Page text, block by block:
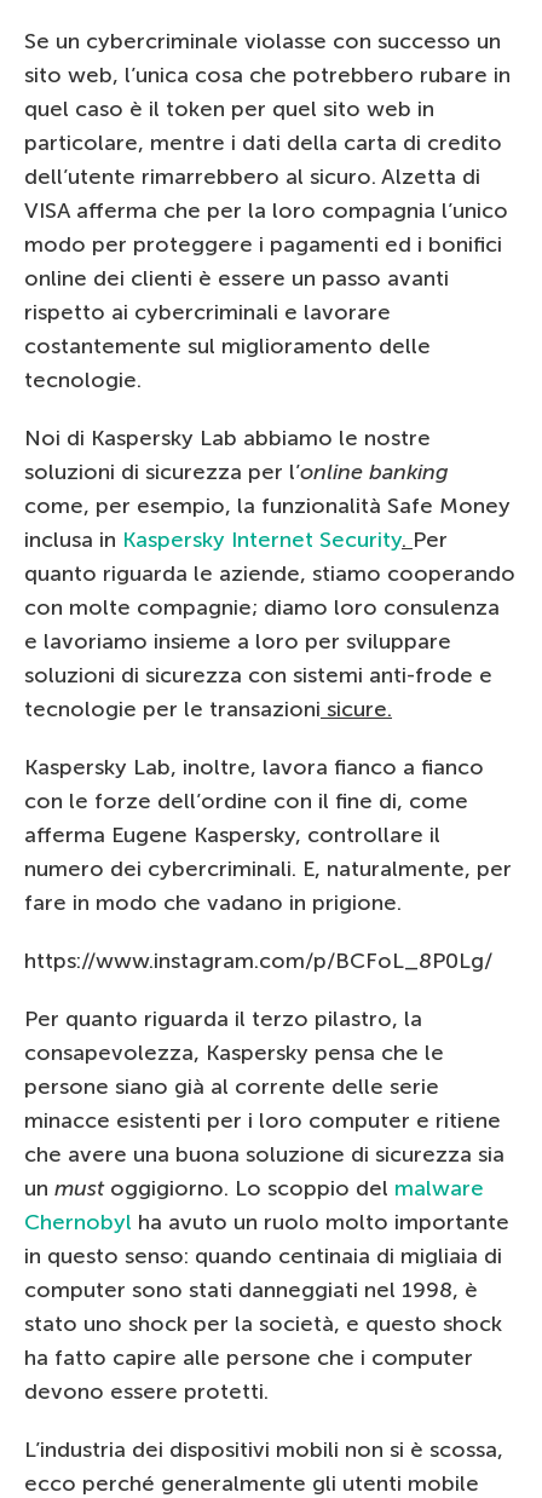
Se un cybercriminale violasse con successo un
sito web, l’unica cosa che potrebbero rubare in
quel caso è il token per quel sito web in
particolare, mentre i dati della carta di credito
dell’utente rimarrebbero al sicuro. Alzetta di
VISA afferma che per la loro compagnia l’unico
modo per proteggere i pagamenti ed i bonifici
online dei clienti è essere un passo avanti
rispetto ai cybercriminali e lavorare
costantemente sul miglioramento delle
tecnologie.
Noi di Kaspersky Lab abbiamo le nostre
soluzioni di sicurezza per l’online banking
come, per esempio, la funzionalità Safe Money
inclusa in Kaspersky Internet Security. Per
quanto riguarda le aziende, stiamo cooperando
con molte compagnie; diamo loro consulenza
e lavoriamo insieme a loro per sviluppare
soluzioni di sicurezza con sistemi anti-frode e
tecnologie per le transazioni sicure.
Kaspersky Lab, inoltre, lavora fianco a fianco
con le forze dell’ordine con il fine di, come
afferma Eugene Kaspersky, controllare il
numero dei cybercriminali. E, naturalmente, per
fare in modo che vadano in prigione.
https://www.instagram.com/p/BCFoL_8P0Lg/
Per quanto riguarda il terzo pilastro, la
consapevolezza, Kaspersky pensa che le
persone siano già al corrente delle serie
minacce esistenti per i loro computer e ritiene
che avere una buona soluzione di sicurezza sia
un mustoggigiorno. Lo scoppio del malware
Chernobyl ha avuto un ruolo molto importante
in questo senso: quando centinaia di migliaia di
computer sono stati danneggiati nel 1998, è
stato uno shock per la società, e questo shock
ha fatto capire alle persone che i computer
devono essere protetti.
L’industria dei dispositivi mobili non si è scossa,
ecco perché generalmente gli utenti mobile